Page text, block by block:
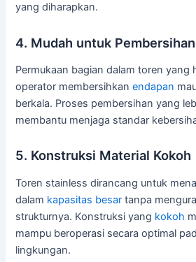
yang diharapkan.
4. Mudah untuk Pembersihan
Permukaan bagian dalam toren yang
operator membersihkanendapan
berkala. Proses pembersihan yang
membantu menjaga standar
5. Konstruksi Material Kokoh
Toren stainless dirancang untuk
dalam kapasitas besar tanpa
strukturnya. Konstruksi yang kokoh
mampu beroperasi secara optimal
lingkungan.